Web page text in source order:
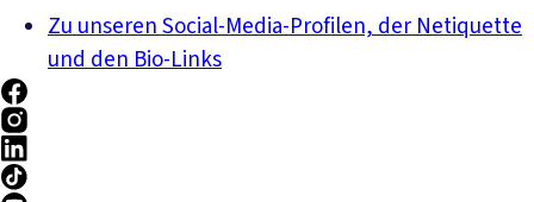
Zu unseren Social-Media-Profilen, der Netiquette
und den Bio-Links